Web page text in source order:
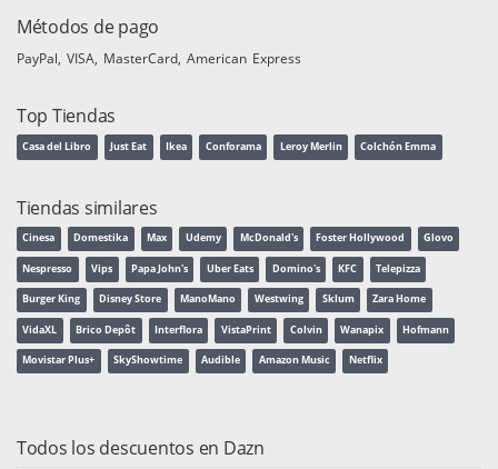
Métodos de pago
PayPal VISA MasterCard American Express
Top Tiendas
Casa del Libro Just Eat Ikea Conforama Leroy Merlin Colchón Emma
Tiendas similares
Cinesa Domestika Max Udemy McDonald's Foster Hollywood Glovo
Nespresso Vips Papa John's Uber Eats Domino's KFC Telepizza
Burger King Disney Store ManoMano Westwing Sklum Zara Home
VidaXL Brico Depôt Interflora VistaPrint Colvin Wanapix Hofmann
Movistar Plus+ SkyShowtime Audible Amazon Music Netflix
Todos los descuentos en Dazn